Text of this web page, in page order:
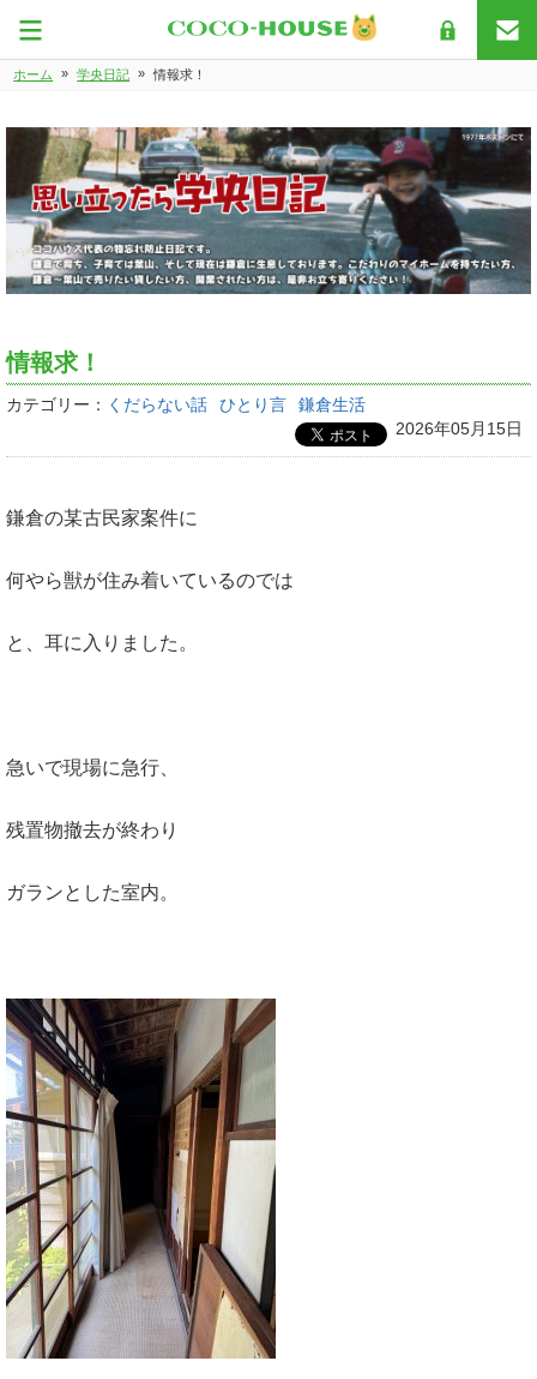
ホーム » 学央日記 » 情報求！
情報求！
カテゴリー： くだらない話 ひとり言
鎌倉生活
2026年05月15日
鎌倉の某古民家案件に
何やら獣が住み着いているのでは
と、耳に入りました。
急いで現場に急行、
残置物撤去が終わり
ガランとした室内。